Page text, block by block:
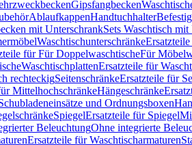
Gipsfangbecken
AblaufkappenHandtuchhalter
mit UnterschrankSets Waschtisch
Waschtischunterschränke
für Für DoppelwaschtischeFür
WaschtischplattenErsatzteile für
rechteckigSeitenschränkeErsatzteile für
MittelhochschränkeHängeschränke
und Ordnungsboxen
SpiegelErsatzteile für Spiegel
BeleuchtungOhne integrierte
Ersatzteile für Waschtischarmaturen